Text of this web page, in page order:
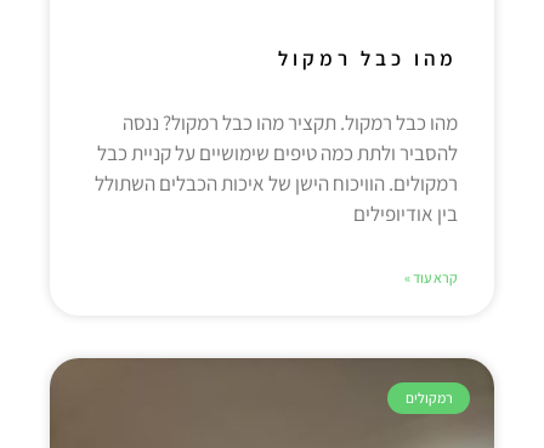
מהו כבל רמקול
מהו כבל רמקול. תקציר מהו כבל רמקול? ננסה
להסביר ולתת כמה טיפים שימושיים על קניית כבל
רמקולים. הוויכוח הישן של איכות הכבלים השתולל
בין אודיופילים
קרא עוד »
רמקולים